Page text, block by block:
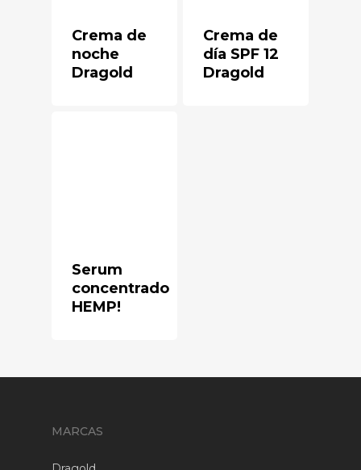
Crema de
noche
Dragold
Crema de
día SPF 12
Dragold
Serum
concentrado
HEMP!
MARCAS